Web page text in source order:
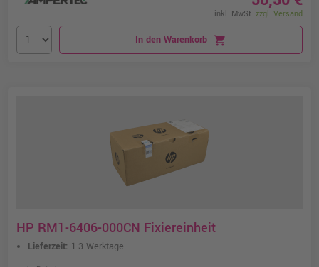
inkl. MwSt. zzgl. Versand
In den Warenkorb shopping_cart
HP RM1-6406-000CN Fixiereinheit
Lieferzeit: 1-3 Werktage